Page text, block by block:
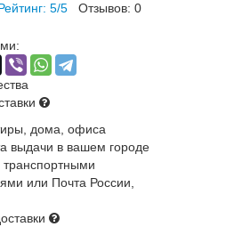
5/5 Отзывов: 0
дома, офиса
выдачи в вашем городе
или Почта России,